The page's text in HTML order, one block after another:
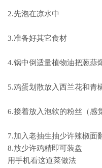
2.先泡在凉水中
3.准备好其它食材
4.锅中倒适量植物油把葱蒜
5.鸡蛋划散放入西兰花和青
6.接着放入泡软的粉丝（感
7.加入老抽生抽少许辣椒面
8.放少许鸡精即可装盘
用手机看这道菜做法